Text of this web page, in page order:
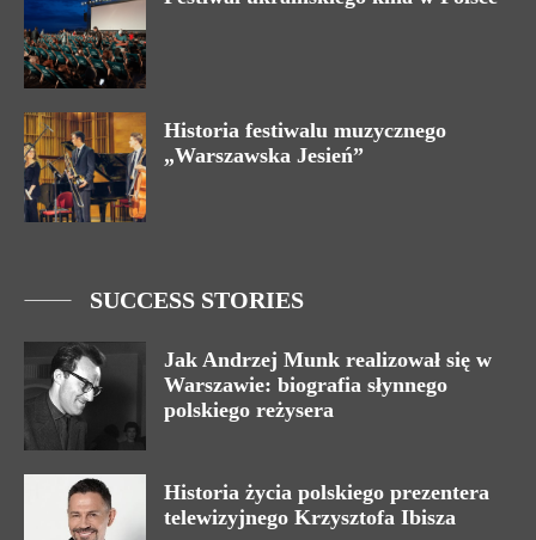
Historia festiwalu muzycznego
„Warszawska Jesień”
SUCCESS STORIES
Jak Andrzej Munk realizował się w
Warszawie: biografia słynnego
polskiego reżysera
Historia życia polskiego prezentera
telewizyjnego Krzysztofa Ibisza